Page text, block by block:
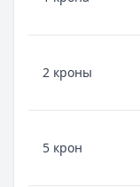
2 кроны
5 крон